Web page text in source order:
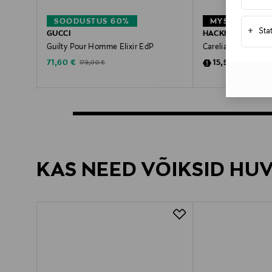
+
SOODUSTUS 60%
GUCCI
Guilty Pour Homme Elixir EdP
Discounted Price
71,60 € Original Price
179,00 €
HACKMAN
Carelia
Discounted Price
15,90 €
KAS NEED VÕIKSID